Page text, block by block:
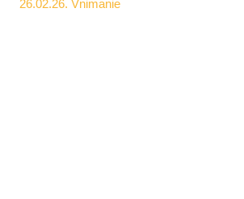
ЭЛЕКТРОННЫЙ